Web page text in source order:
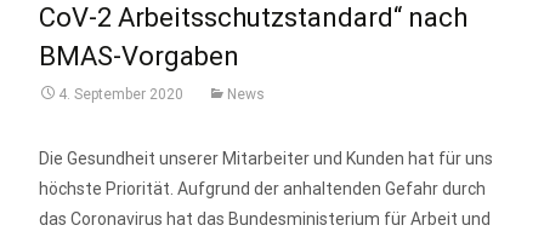
CoV-2 Arbeitsschutzstandard“ nach
BMAS-Vorgaben
4. September 2020 News
Die Gesundheit unserer Mitarbeiter und Kunden hat für uns
höchste Priorität. Aufgrund der anhaltenden Gefahr durch
das Coronavirus hat das Bundesministerium für Arbeit und